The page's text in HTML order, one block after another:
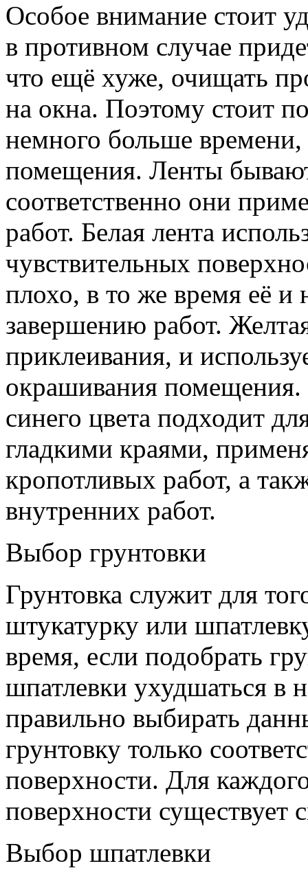
Особое внимание стоит
в противном случае
что ещё хуже, очищать
на окна. Поэтому стоит
немного больше
помещения. Ленты
соответственно они
работ. Белая лента
чувствительных
плохо, в то же время её и
завершению работ.
приклеивания, и
окрашивания помещения.
синего цвета подходит
гладкими краями,
кропотливых работ, а
внутренних работ.
Выбор грунтовки
Грунтовка служит для
штукатурку или
время, если подобрать
шпатлевки ухудшаться в
правильно выбирать
грунтовку только
поверхности. Для
поверхности существует
Выбор шпатлевки